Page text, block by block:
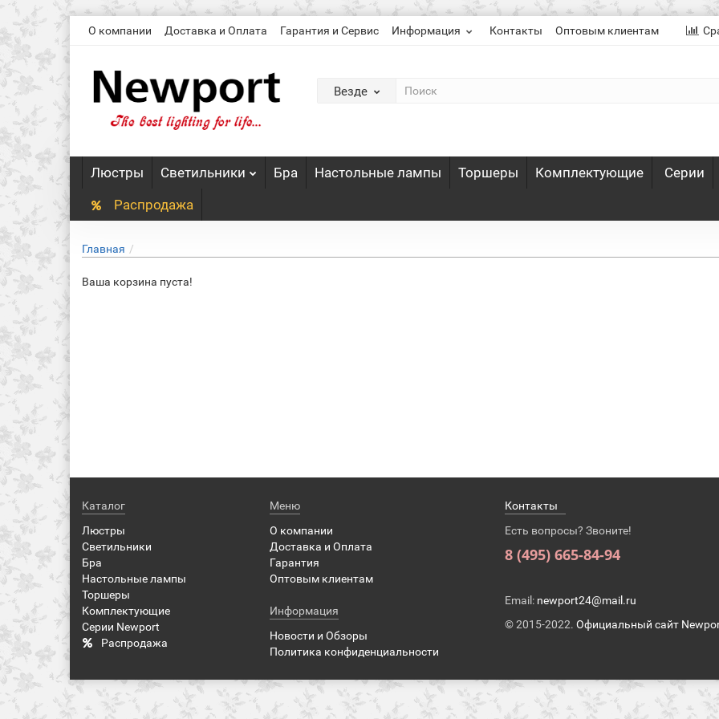
О компании Доставка и Оплата Гарантия и Сервис Информация Контакты Оптовым клиентам
Везде
Люстры Светильники Бра Настольные лампы Торшеры Комплектующие
Серии
Распродажа
Главная
Ваша корзина пуста!
Каталог
Люстры
Светильники
Бра
Настольные лампы
Торшеры
Комплектующие
Серии Newport
Распродажа
Меню
О компании
Доставка и Оплата
Гарантия
Оптовым клиентам
Информация
Новости и Обзоры
Политика конфиденциальности
Контакты
Есть вопросы? Звоните!
8 (495) 665-84-94
Email: newport24@mail.ru
© 2015-2022. Официальный сайт